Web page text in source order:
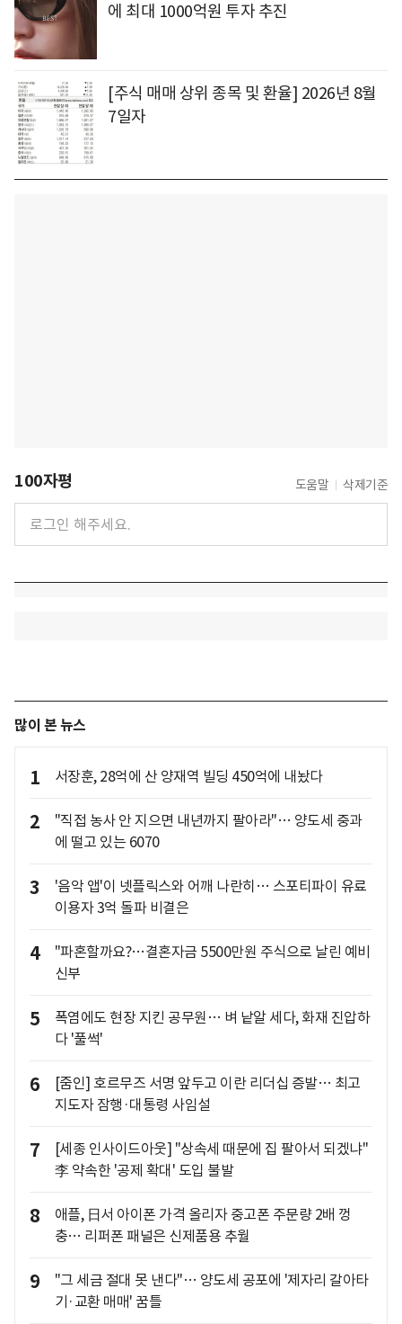
에 최대 1000억원 투자 추진
[주식 매매 상위 종목 및 환율] 2026년 8월
7일자
100자평 도움말 삭제기준
많이 본 뉴스
1 서장훈, 28억에 산 양재역 빌딩 450억에 내놨다
2
"직접 농사 안 지으면 내년까지 팔아라"… 양도세 중과
에 떨고 있는 6070
3
'음악 앱'이 넷플릭스와 어깨 나란히… 스포티파이 유료
이용자 3억 돌파 비결은
4
"파혼할까요?…결혼자금 5500만원 주식으로 날린 예비
신부
5
폭염에도 현장 지킨 공무원… 벼 낱알 세다, 화재 진압하
다 '풀썩'
6
[줌인] 호르무즈 서명 앞두고 이란 리더십 증발… 최고
지도자 잠행·대통령 사임설
7
[세종 인사이드아웃] "상속세 때문에 집 팔아서 되겠냐"
李 약속한 '공제 확대' 도입 불발
8
애플, 日서 아이폰 가격 올리자 중고폰 주문량 2배 껑
충… 리퍼폰 패널은 신제품용 추월
9
"그 세금 절대 못 낸다"… 양도세 공포에 '제자리 갈아타
기·교환 매매' 꿈틀